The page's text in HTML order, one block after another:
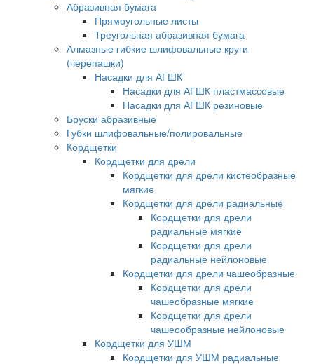
Абразивная бумага
Прямоугольные листы
Треугольная абразивная бумага
Алмазные гибкие шлифовальные круги
(черепашки)
Насадки для АГШК
Насадки для АГШК пластмассовые
Насадки для АГШК резиновые
Бруски абразивные
Губки шлифовальные/полировальные
Кордщетки
Кордщетки для дрели
Кордщетки для дрели кистеобразные
мягкие
Кордщетки для дрели радиальные
Кордщетки для дрели
радиальные мягкие
Кордщетки для дрели
радиальные нейлоновые
Кордщетки для дрели чашеобразные
Кордщетки для дрели
чашеобразные мягкие
Кордщетки для дрели
чашеообразные нейлоновые
Кордщетки для УШМ
Кордщетки для УШМ радиальные